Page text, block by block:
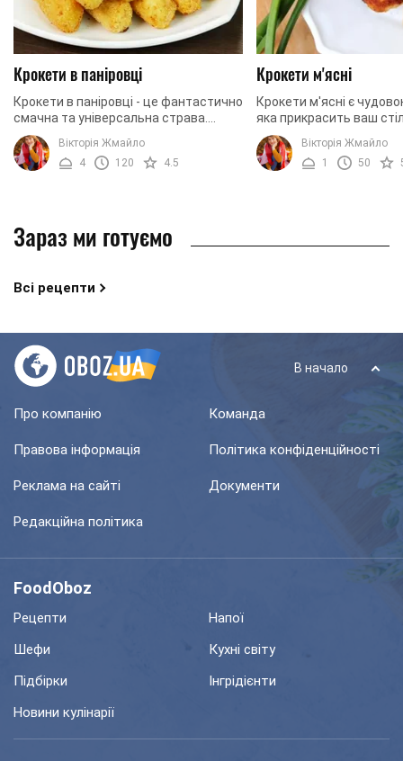
Крокети в паніровці
Крокети в паніровці - це фантастично
смачна та універсальна страва.
Крокети можуть слугувати у якості
закуски, можуть бути вдалим
додатком до перших ...
Вікторія Жмайло
4
120 4.5
Крокети м'ясні
Крокети м'ясні є
яка прикрасить ваш
таке блюдо дуже
крім того золотисті та
крокети дивно ...
Вікторія Жмайло
1
50
Зараз ми готуємо
Всі рецепти
В начало
Про компанію Команда
Правова інформація Політика конфіденційності
Реклама на сайті Документи
Редакційна політика
FoodOboz
Рецепти
Напої
Шефи
Кухні світу
Підбірки
Інгрідієнти
Новини кулінарії